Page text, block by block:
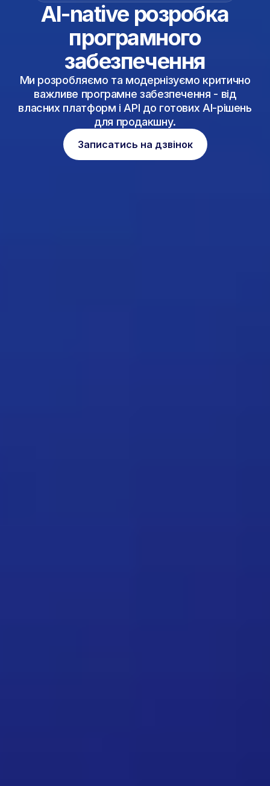
AI-native розробка
програмного
забезпечення
Ми розробляємо та модернізуємо критично
важливе програмне забезпечення - від
власних платформ і API до готових AI-рішень
для продакшну.
Записатись на дзвінок